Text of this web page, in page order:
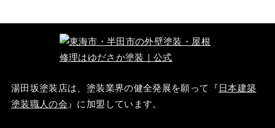
湯田坂塗装店は、塗装業界の健全発展を願って『 日本建築
塗装職人の会 』に加盟しています。